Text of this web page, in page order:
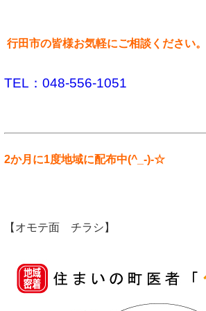
行田市の皆様お気軽にご相談ください。
TEL：048-556-1051
2か月に1度地域に配布中(^_-)-☆
【オモテ面 チラシ】